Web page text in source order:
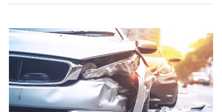
【共同して利用される利用データの項目】
当社又は株式会社NTTドコモがサービス提供等を通じて取得
した、以下の情報などの個人データ
基本情報
氏名、電話番号、メールアドレス、お客さまの識別子、
属性、連絡先、dポイントサービスのご利用に関する情